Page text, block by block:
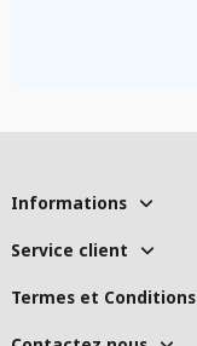
Informations
Service client
Termes et Conditions